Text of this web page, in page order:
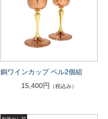
銅ワインカップ ベル2個組
15,400円
（税込み）